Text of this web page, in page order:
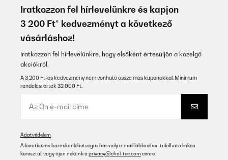
Iratkozzon fel hírlevelünkre és kapjon
3 200 Ft* kedvezményt a következő
vásárláshoz!
Iratkozzon fel hírlevelünkre, hogy elsőként értesüljön a közelgő
akciókról.
A 3 200 Ft-os kedvezmény nem vonható össze más kuponokkal. Minimum
rendelési érték 32 000 Ft.
Adatvédelem
A leiratkozás bármikor lehetséges bármely e-mail láblécében található linken
keresztül, vagy írjon nekünk a privacy@chal-tec.com címre.